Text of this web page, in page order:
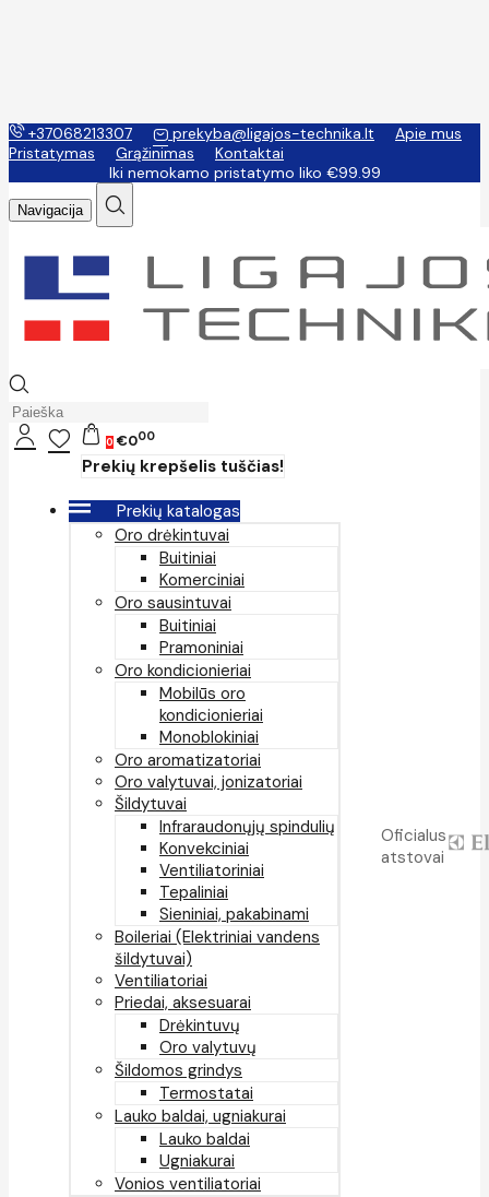
+37068213307 prekyba@ligajos-technika.lt
Apie mus
Pristatymas
Grąžinimas
Kontaktai
Iki nemokamo pristatymo liko €99.99
Navigacija
0 €000
Prekių krepšelis tuščias!
Prekių katalogas
Oro drėkintuvai
Buitiniai
Komerciniai
Oro sausintuvai
Buitiniai
Pramoniniai
Oro kondicionieriai
Mobilūs oro
kondicionieriai
Monoblokiniai
Oro aromatizatoriai
Oro valytuvai, jonizatoriai
Šildytuvai
Infraraudonųjų spindulių
Konvekciniai
Ventiliatoriniai
Tepaliniai
Sieniniai, pakabinami
Boileriai (Elektriniai vandens
šildytuvai)
Ventiliatoriai
Priedai, aksesuarai
Drėkintuvų
Oro valytuvų
Šildomos grindys
Termostatai
Lauko baldai, ugniakurai
Lauko baldai
Ugniakurai
Vonios ventiliatoriai
Oficialus
atstovai